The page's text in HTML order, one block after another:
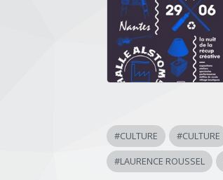
#CULTURE #CULTURE
#LAURENCE ROUSSEL